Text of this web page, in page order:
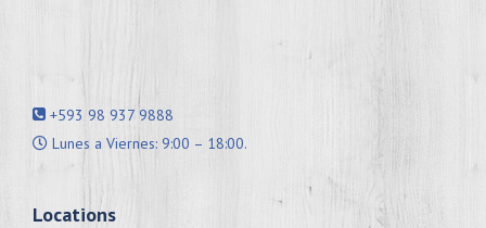
+593 98 937 9888
Lunes a Viernes: 9:00 – 18:00.
Locations